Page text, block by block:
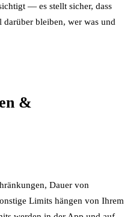
— es stellt sicher, dass
bleiben, wer was und
&
Dauer von
Limits hängen von Ihrem